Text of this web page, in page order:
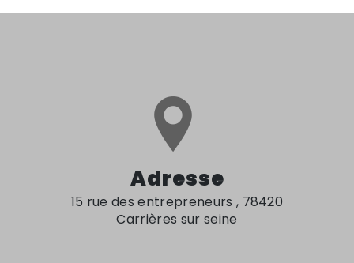
Adresse
15 rue des entrepreneurs , 78420
Carrières sur seine